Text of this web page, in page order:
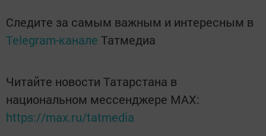
Следите за самым важным и интересным в
Telegram-канале Татмедиа
Читайте новости Татарстана в
национальном мессенджере MАХ:
https://max.ru/tatmedia